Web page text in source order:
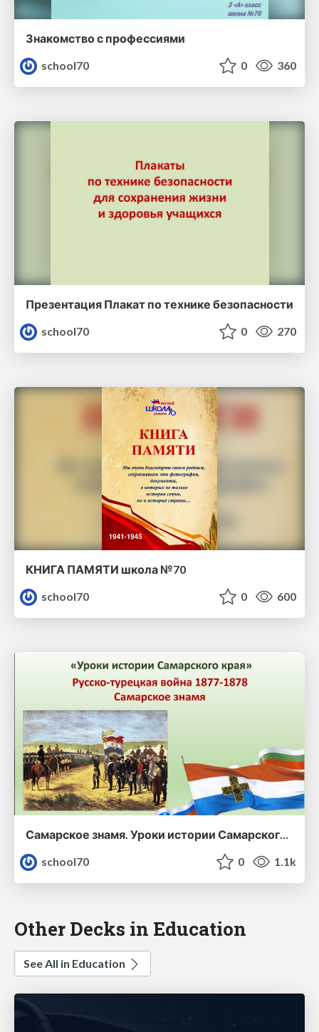
Знакомство с профессиями
school70
0 360
Презентация Плакат по технике безопасности
school70
0 270
КНИГА ПАМЯТИ школа №70
school70
0 600
Самарское знамя. Уроки истории Самарского края.
school70
0 1.1k
Other Decks in Education
See All in Education